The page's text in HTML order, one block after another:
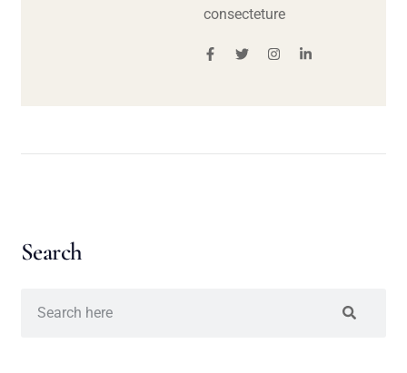
consecteture
Search